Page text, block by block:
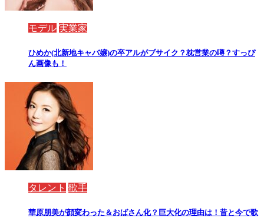
モデル 実業家
ひめか(北新地キャバ嬢)の卒アルがブサイク？枕営業の噂？すっぴ
ん画像も！
タレント 歌手
華原朋美が顔変わった＆おばさん化？巨大化の理由は！昔と今で歌